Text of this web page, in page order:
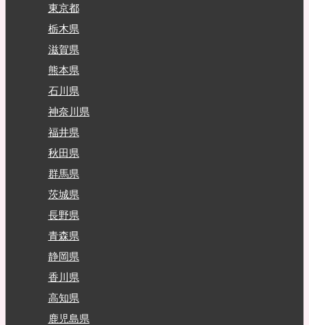
東京都
栃木県
滋賀県
熊本県
石川県
神奈川県
福井県
秋田県
群馬県
茨城県
長野県
青森県
静岡県
香川県
高知県
鹿児島県